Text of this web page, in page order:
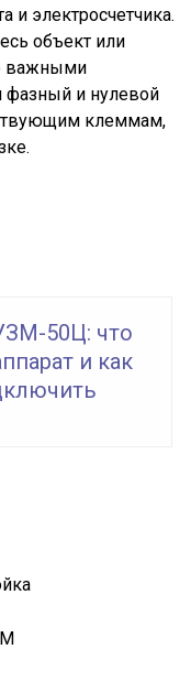
и электросчетчика.
объект или
важными
фазный и нулевой
клеммам,
50Ц: что
и как